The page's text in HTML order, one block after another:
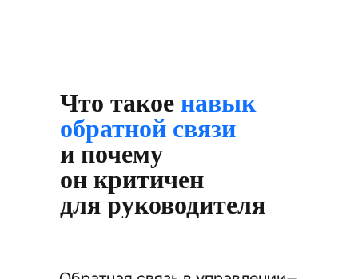
Что такое навык
обратной связи
и почему
он критичен
для руководителя